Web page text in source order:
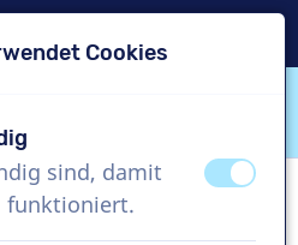
Cookies
sind, damit
funktioniert.
aus
an